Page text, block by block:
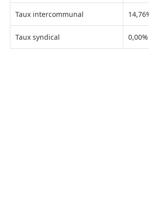
Taux intercommunal
Taux syndical 0,00%